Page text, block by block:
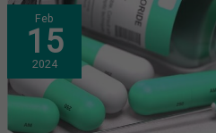
Feb
15
2024
¿CUÁL
ES
EL
USO
ADECUADO
DE
LOS
ANTIBIÓTICOS
PARA
EVITAR
RESISTENCIAS?